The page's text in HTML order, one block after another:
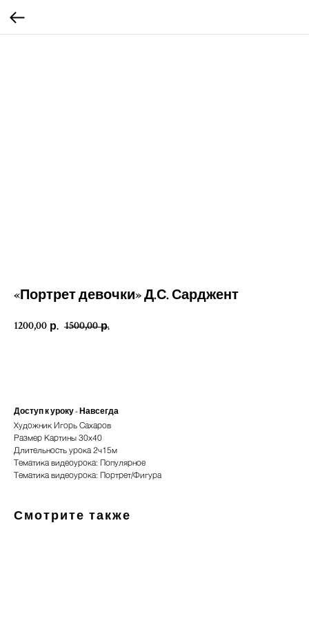
«Портрет девочки» Д.С. Сарджент
1200,00 р. 1500,00 р.
Доступ к уроку - Навсегда
Художник Игорь Сахаров
Размер Картины 30х40
Длительность урока 2ч15м
Тематика видеоурока: Популярное
Тематика видеоурока: Портрет/Фигура
Смотрите также